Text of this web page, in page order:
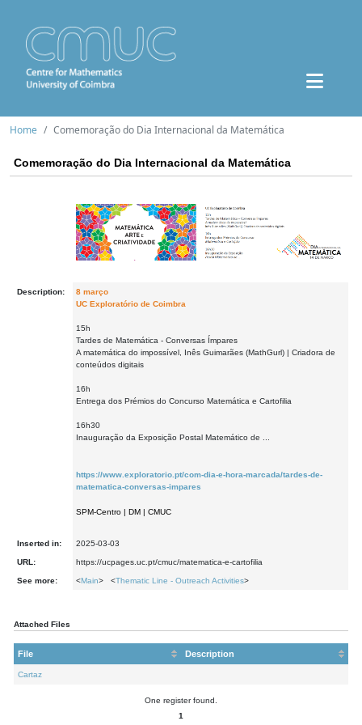
Home Comemoração do Dia Internacional da Matemática
Comemoração do Dia Internacional da Matemática
Description:
8 março
UC Exploratório de Coimbra
15h
Tardes de Matemática - Conversas Ímpares
A matemática do impossível, Inês Guimarães (MathGurl) | Criadora de
conteúdos digitais
16h
Entrega dos Prémios do Concurso Matemática e Cartofilia
16h30
Inauguração da Exposição Postal Matemático de ...
https://www.exploratorio.pt/com-dia-e-hora-marcada/tardes-de-
matematica-conversas-impares
SPM-Centro | DM | CMUC
Inserted in: 2025-03-03
URL: https://ucpages.uc.pt/cmuc/matematica-e-cartofilia
See more: <Main> <Thematic Line - Outreach Activities>
Attached Files
File Description
Cartaz
One register found.
1